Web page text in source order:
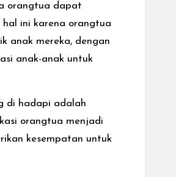
orangtua dapat
ini karena orangtua
anak mereka, dengan
anak-anak untuk
di hadapi adalah
orangtua menjadi
kesempatan untuk